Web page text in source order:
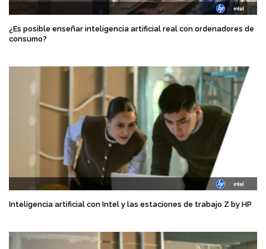
¿Es posible enseñar inteligencia artificial real con ordenadores de
consumo?
Inteligencia artificial con Intel y las estaciones de trabajo Z by HP